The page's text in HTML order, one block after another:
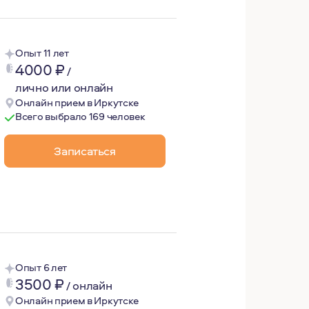
Опыт 11 лет
4000₽/
лично или онлайн
Онлайн прием в Иркутске
Всего выбрало 169 человек
Записаться
этому опыту я решила, что хочу консультировать
Опыт 6 лет
3500₽/онлайн
Онлайн прием в Иркутске